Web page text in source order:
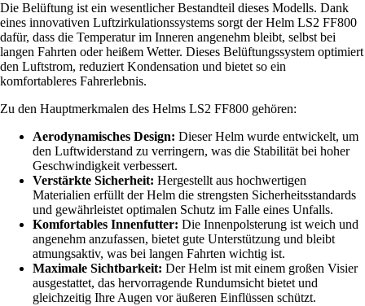
Die Belüftung ist ein wesentlicher Bestandteil dieses Modells. Dank
eines innovativen Luftzirkulationssystems sorgt der Helm LS2 FF800
dafür, dass die Temperatur im Inneren angenehm bleibt, selbst bei
langen Fahrten oder heißem Wetter. Dieses Belüftungssystem optimiert
den Luftstrom, reduziert Kondensation und bietet so ein
komfortableres Fahrerlebnis.
Zu den Hauptmerkmalen des Helms LS2 FF800 gehören:
Aerodynamisches Design: Dieser Helm wurde entwickelt, um
den Luftwiderstand zu verringern, was die Stabilität bei hoher
Geschwindigkeit verbessert.
Verstärkte Sicherheit: Hergestellt aus hochwertigen
Materialien erfüllt der Helm die strengsten Sicherheitsstandards
und gewährleistet optimalen Schutz im Falle eines Unfalls.
Komfortables Innenfutter: Die Innenpolsterung ist weich und
angenehm anzufassen, bietet gute Unterstützung und bleibt
atmungsaktiv, was bei langen Fahrten wichtig ist.
Maximale Sichtbarkeit: Der Helm ist mit einem großen Visier
ausgestattet, das hervorragende Rundumsicht bietet und
gleichzeitig Ihre Augen vor äußeren Einflüssen schützt.